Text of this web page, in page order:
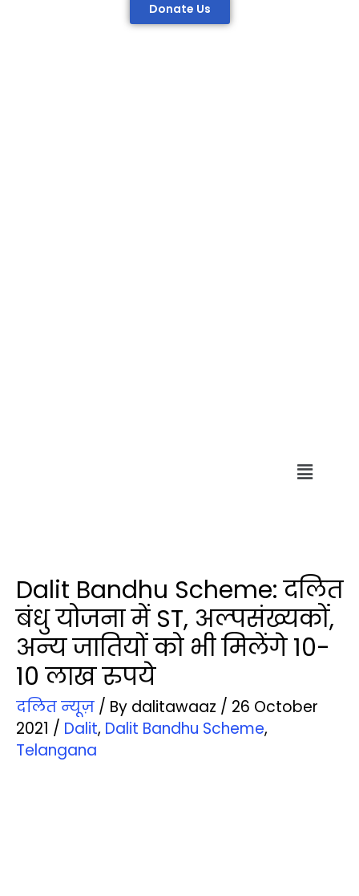
Donate Us
Dalit Bandhu Scheme: दलित
बंधु योजना में ST, अल्‍पसंख्‍यकों,
अन्‍य जाति‍यों को भी मिलेंगे 10-
10 लाख रुपये
दलित न्‍यूज़ / By dalitawaaz / 26 October
2021 / Dalit, Dalit Bandhu Scheme,
Telangana